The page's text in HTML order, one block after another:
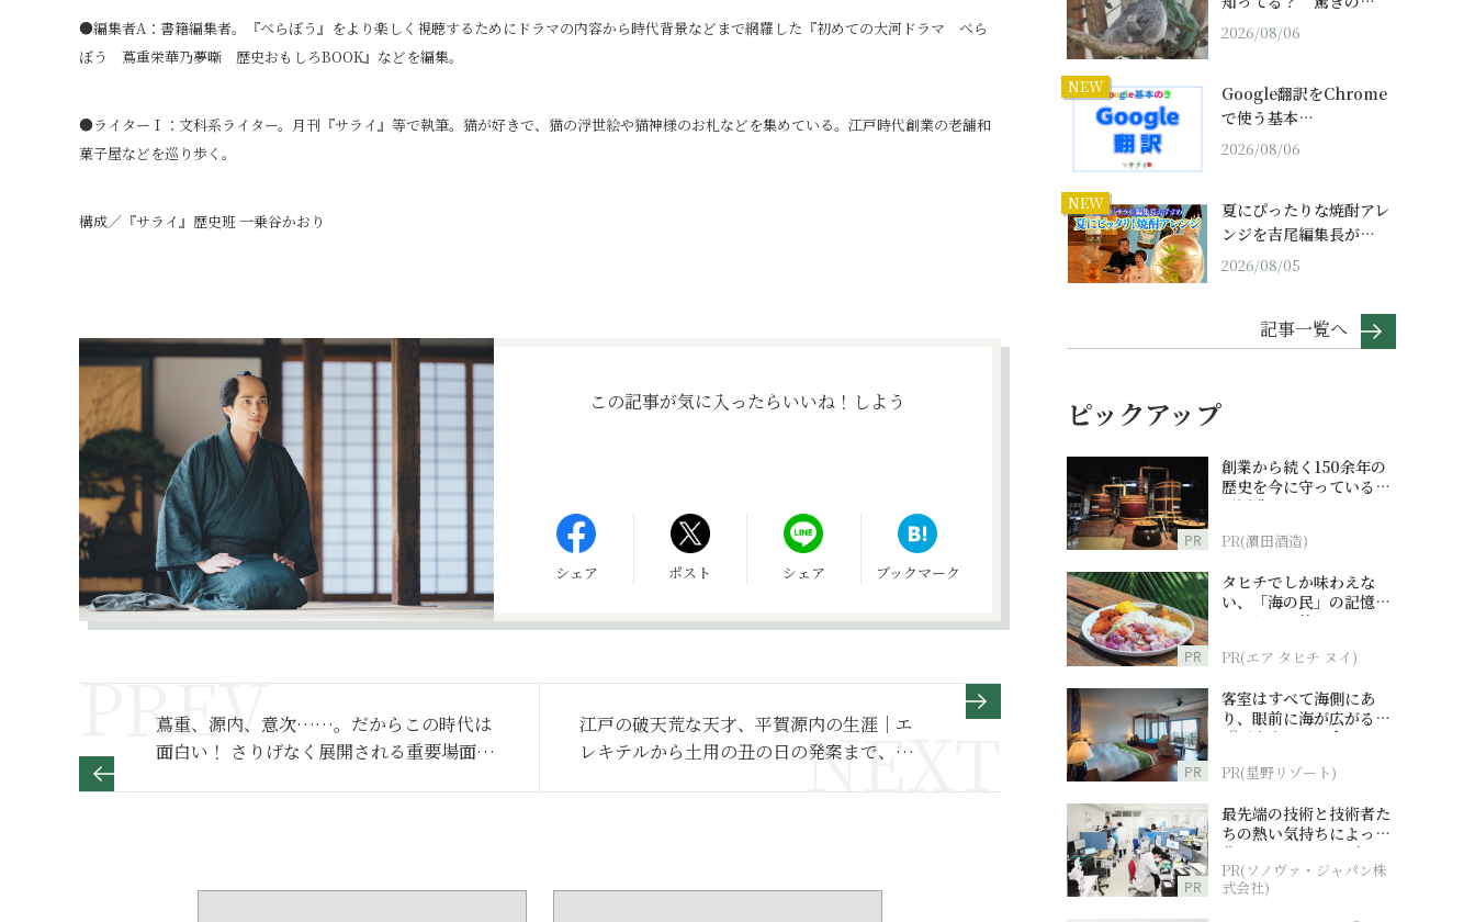
●編集者A：書籍編集者。『べらぼう』をより楽しく視聴するためにドラマの内容から時代背景などまで網羅した『初めての大河ドラマ べら
ぼう 蔦重栄華乃夢噺 歴史おもしろBOOK』などを編集。
●ライターＩ：文科系ライター。月刊『サライ』等で執筆。猫が好きで、猫の浮世絵や猫神様のお札などを集めている。江戸時代創業の老舗和
菓子屋などを巡り歩く。
構成／『サライ』歴史班 一乗谷かおり
この記事が気に入ったらいいね！しよう
シェア ポスト シェア ブックマーク
蔦重、源内、意次……。だからこの時代は
面白い！ さりげなく展開される重要場面を
江戸の破天荒な天才、平賀源内の生涯｜エ
レキテルから土用の丑の日の発案まで、波
2026/08/06
NEW
Google翻訳をChrome
で使う基本…
2026/08/06
NEW
夏にぴったりな焼酎アレ
ンジを吉尾編集長が…
2026/08/05
記事一覧へ
ピックアップ
PR
創業から続く150余年の
歴史を今に守っている濵
田酒造
PR(濵田酒造)
PR
タヒチでしか味わえな
い、「海の民」の記憶へ
とつながる旅
PR(エア タヒチ ヌイ)
PR
客室はすべて海側にあ
り、眼前に海が広がる
『西表島ホテル by 星野
PR(星野リゾート)
PR
最先端の技術と技術者た
ちの熱い気持ちによって
作られているオーダーメ
イド補聴器
PR(ソノヴァ・ジャパン株
式会社)